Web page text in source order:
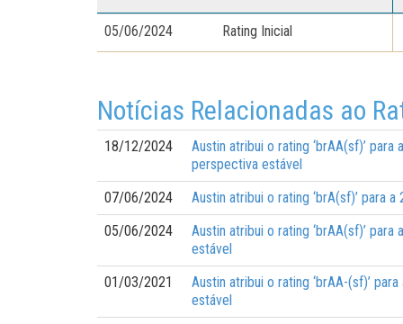
05/06/2024 Rating Inicial
Notícias Relacionadas ao
18/12/2024
Austin atribui o rating ‘brAA(sf)’
perspectiva estável
07/06/2024
Austin atribui o rating ‘brA(sf)’ para
05/06/2024
Austin atribui o rating ‘brAA(sf)’
estável
01/03/2021
Austin atribui o rating ‘brAA-(sf)’
estável